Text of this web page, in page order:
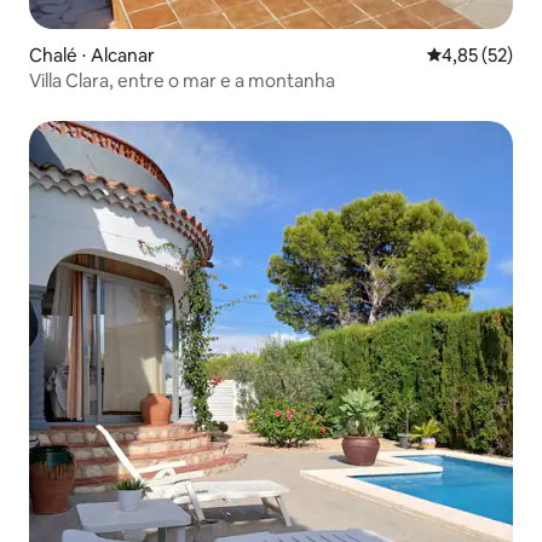
Chalé ⋅ Alcanar 4,85 de uma
4,85 (52)
Villa Clara, entre o mar e a montanha